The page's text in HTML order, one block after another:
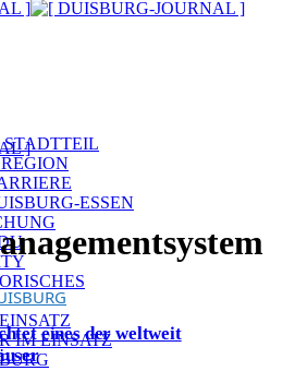
ESSEN
IM EINSATZ
eines der weltweit